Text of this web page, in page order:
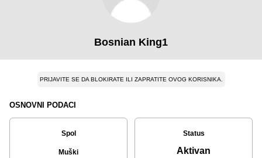
Bosnian King1
PRIJAVITE SE DA BLOKIRATE ILI ZAPRATITE OVOG KORISNIKA.
OSNOVNI PODACI
Spol
Muški
Status
Aktivan